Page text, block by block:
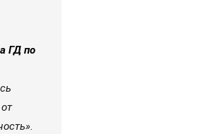
ГД по